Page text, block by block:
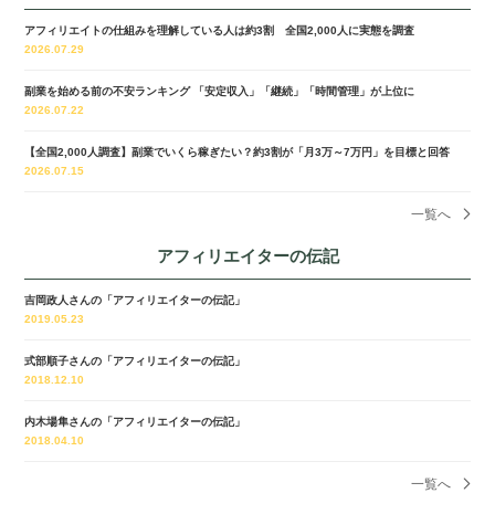
アフィリエイトの仕組みを理解している人は約3割 全国2,000人に実態を調査
2026.07.29
副業を始める前の不安ランキング 「安定収入」「継続」「時間管理」が上位に
2026.07.22
【全国2,000人調査】副業でいくら稼ぎたい？約3割が「月3万～7万円」を目標と回答
2026.07.15
一覧へ
アフィリエイターの伝記
吉岡政人さんの「アフィリエイターの伝記」
2019.05.23
式部順子さんの「アフィリエイターの伝記」
2018.12.10
内木場隼さんの「アフィリエイターの伝記」
2018.04.10
一覧へ